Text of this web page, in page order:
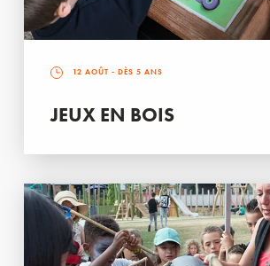
12 AOÛT - DÈS 5 ANS
JEUX EN BOIS